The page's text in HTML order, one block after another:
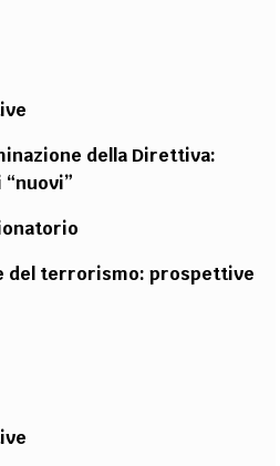
della Direttiva:
del terrorismo: prospettive